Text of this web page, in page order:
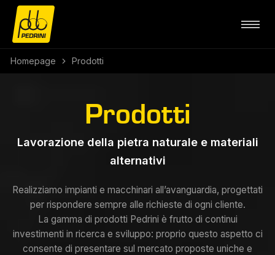
Homepage Prodotti
Prodotti
Lavorazione della pietra naturale e materiali
alternativi
Realizziamo impianti e macchinari all’avanguardia, progettati
per rispondere sempre alle richieste di ogni cliente.
La gamma di prodotti Pedrini è frutto di continui
investimenti in ricerca e sviluppo: proprio questo aspetto ci
consente di presentare sul mercato proposte uniche e